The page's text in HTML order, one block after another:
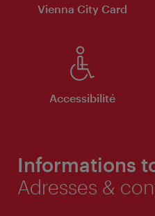
Vienna City Card
Accessibilité
Informations
Adresses &